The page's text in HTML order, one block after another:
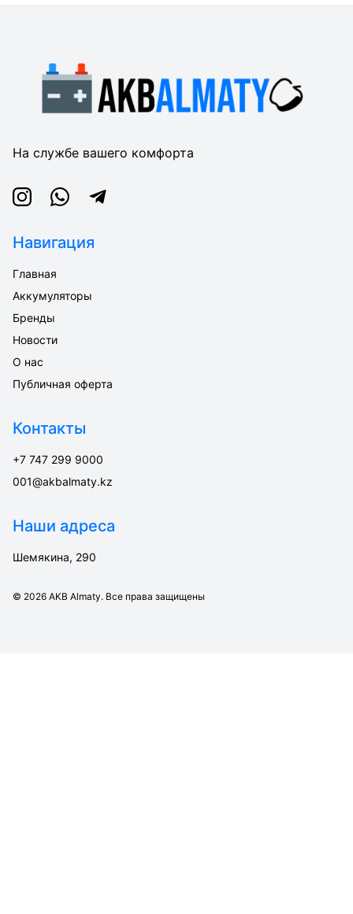
На службе вашего комфорта
InstagramWhatsappTelegram
Навигация
Главная
Аккумуляторы
Бренды
Новости
О нас
Публичная оферта
Контакты
+7 747 299 9000
001@akbalmaty.kz
Наши адреса
Шемякина, 290
© 2026 AKB Almaty. Все права защищены